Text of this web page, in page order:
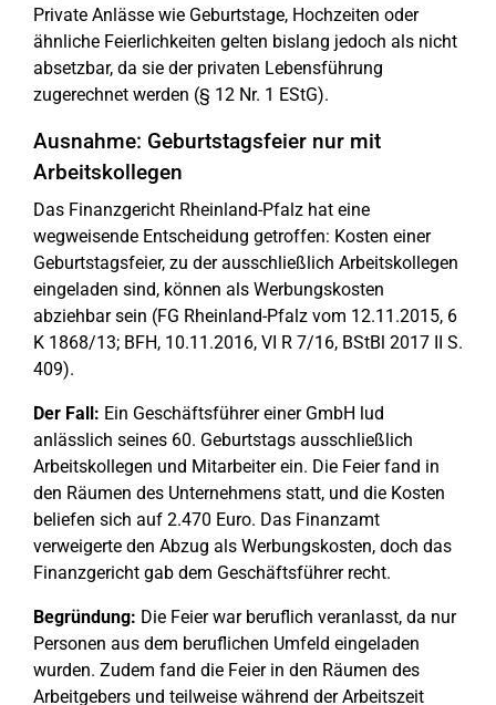
Private Anlässe wie Geburtstage, Hochzeiten oder
ähnliche Feierlichkeiten gelten bislang jedoch als nicht
absetzbar, da sie der privaten Lebensführung
zugerechnet werden (§ 12 Nr. 1 EStG).
Ausnahme: Geburtstagsfeier nur mit
Arbeitskollegen
Das Finanzgericht Rheinland-Pfalz hat eine
wegweisende Entscheidung getroffen: Kosten einer
Geburtstagsfeier, zu der ausschließlich Arbeitskollegen
eingeladen sind, können als Werbungskosten
abziehbar sein (FG Rheinland-Pfalz vom 12.11.2015, 6
K 1868/13; BFH, 10.11.2016, VI R 7/16, BStBl 2017 II S.
409).
Der Fall: Ein Geschäftsführer einer GmbH lud
anlässlich seines 60. Geburtstags ausschließlich
Arbeitskollegen und Mitarbeiter ein. Die Feier fand in
den Räumen des Unternehmens statt, und die Kosten
beliefen sich auf 2.470 Euro. Das Finanzamt
verweigerte den Abzug als Werbungskosten, doch das
Finanzgericht gab dem Geschäftsführer recht.
Begründung: Die Feier war beruflich veranlasst, da nur
Personen aus dem beruflichen Umfeld eingeladen
wurden. Zudem fand die Feier in den Räumen des
Arbeitgebers und teilweise während der Arbeitszeit